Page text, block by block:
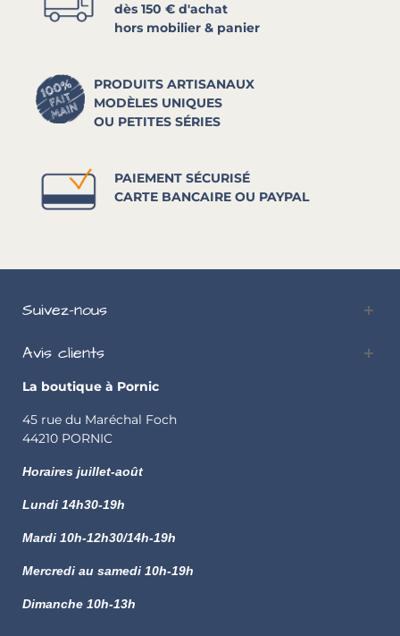
dès 150 € d'achat
hors mobilier & panier
PRODUITS ARTISANAUX
MODÈLES UNIQUES
OU PETITES SÉRIES
PAIEMENT SÉCURISÉ
CARTE BANCAIRE OU PAYPAL
Suivez-nous
Avis clients
La boutique à Pornic
45 rue du Maréchal Foch
44210 PORNIC
Horaires juillet-août
Lundi 14h30-19h
Mardi 10h-12h30/14h-19h
Mercredi au samedi 10h-19h
Dimanche 10h-13h